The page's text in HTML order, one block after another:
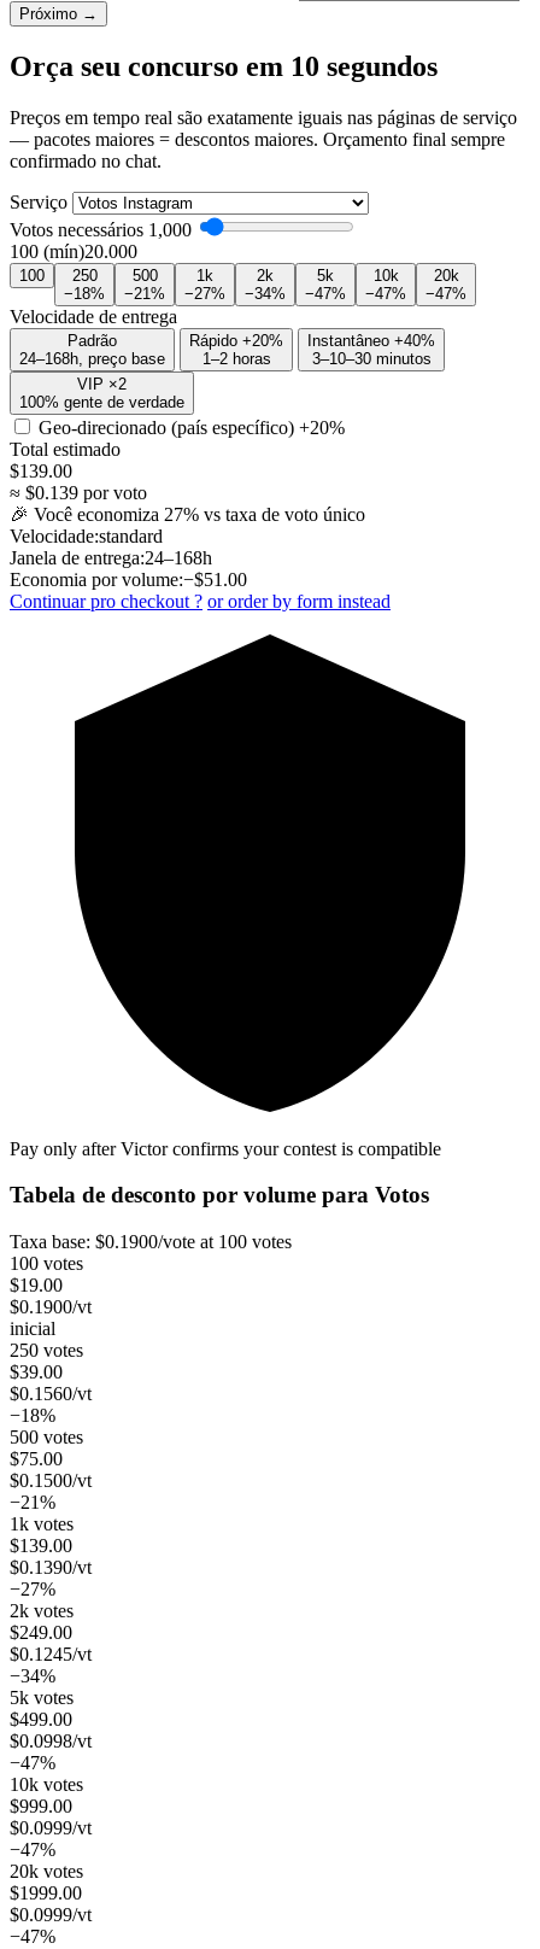
Próximo →
Orça seu concurso em 10 segundos
Preços em tempo real são exatamente iguais nas páginas de serviço
— pacotes maiores = descontos maiores. Orçamento final sempre
confirmado no chat.
Serviço
Votos necessários 1,000
100 (mín)20.000
100
250
−18%
500
−21%
1k
−27%
2k
−34%
5k
−47%
10k
−47%
20k
−47%
Velocidade de entrega
Padrão
24–168h, preço base
Rápido +20%
1–2 horas
Instantâneo +40%
3–10–30 minutos
VIP ×2
100% gente de verdade
Geo-direcionado (país específico) +20%
Total estimado
$139.00
≈ $0.139 por voto
🎉 Você economiza 27% vs taxa de voto único
Velocidade:standard
Janela de entrega:24–168h
Economia por volume:−$51.00
Continuar pro checkout ? or order by form instead
Pay only after Victor confirms your contest is compatible
Tabela de desconto por volume para Votos
Taxa base: $0.1900/vote at 100 votes
100 votes
$19.00
$0.1900/vt
inicial
250 votes
$39.00
$0.1560/vt
−18%
500 votes
$75.00
$0.1500/vt
−21%
1k votes
$139.00
$0.1390/vt
−27%
2k votes
$249.00
$0.1245/vt
−34%
5k votes
$499.00
$0.0998/vt
−47%
10k votes
$999.00
$0.0999/vt
−47%
20k votes
$1999.00
$0.0999/vt
−47%